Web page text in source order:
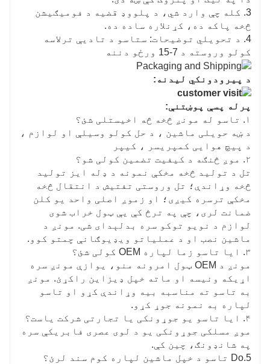
3. کله چې وارد شي، د پلووډ قضیه د فومیګیشن
څخه پاکه ده، کړنلاره ساده ده.
4. د تحویلي توضیحات: ستاسو د تادیې ترلاسه
کولو وروسته د 7-15 ورځو دننه
د پیرودونکي لیدنه:
پرله پسې پوښتنې:
۱. تاسو له مونږ څخه څه اخیستلی شئ؟
د ښه حویلی ماشین ، د حل کولو وسیلې او لوازم ،
د پیچ هوایی کمپریسر ، کیپر
۲. موږ څنګه د کیفیت تضمین کولی شو؟
تل د تولید څخه مخکې نمونه د ډله ایز تولید
څخه وړاندې؛ تل وروستی تفتیش د انتقال څخه
مخکې ترسره کیږی؛ او زموږ اصلی واحد یو کلن
ضمانت لری، چې په ترڅ کې یې ټول خراب شوی
لوازم د نویو توکو سره بدلېدای شی. مونږ د
ماشین نصب او د عملیاتو ویډیوګانې چمتو کوو.
۳. ایا تاسو زما لپاره OEM کولی شئ؟
مونږ د OEM ټول امرونه منو، یوازې مونږ سره
اړیکه ونیسه او ماته خپل ډیزاین راکړئ. مونږ
به تاسو ته مناسبه بیه وړاندې کړو او تاسو
لپاره به نمونه جوړ کړو.
۴. ایا تاسو یو جوړونکی یا تجارتی شرکت یاست؟
موږ مسلکی جوړونکی یو د لوی عصری فابریکې سره
په شانډونګ، چین کې.
5.Do تاسو د خپل ماشین لپاره کوم سند لرئ؟